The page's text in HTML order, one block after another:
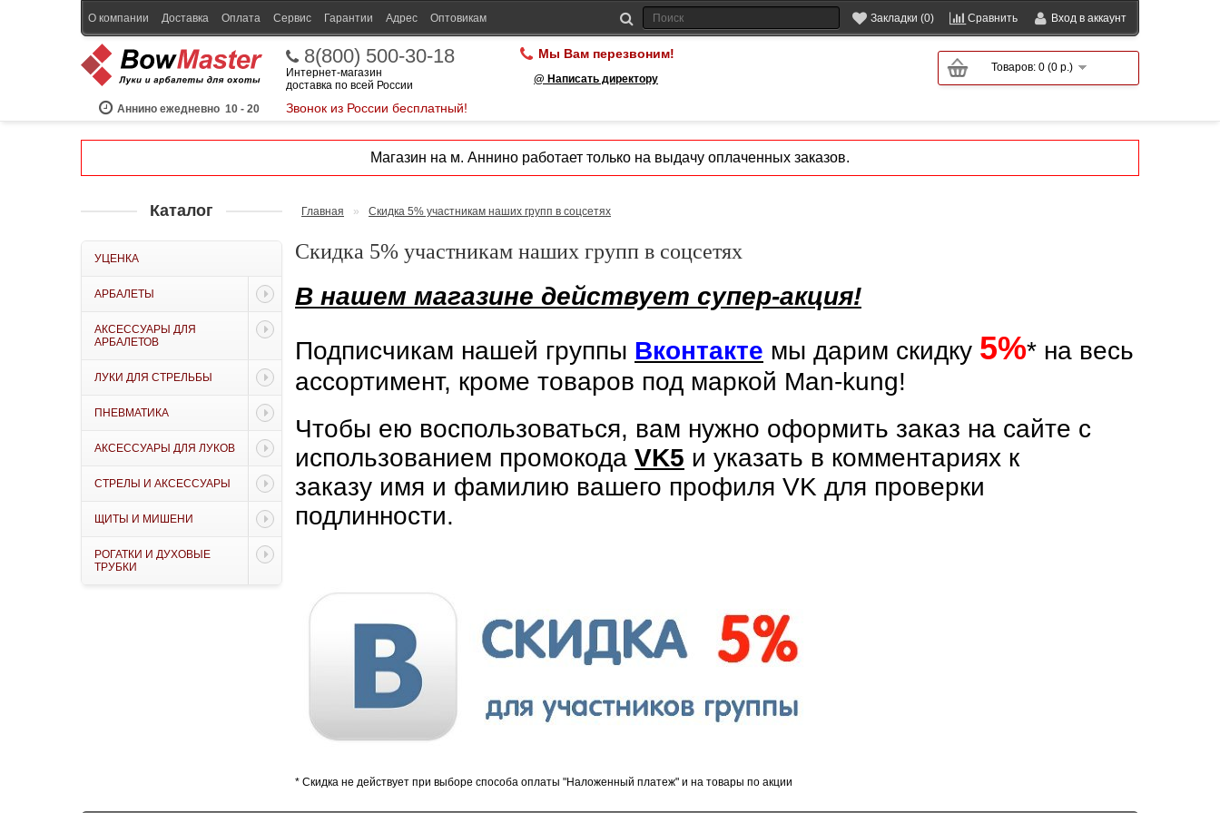
Закладки (0) Сравнить Вход в аккаунт
О компании Доставка Оплата Сервис Гарантии Адрес Оптовикам
Аннино ежедневно 10 - 20
8(800) 500-30-18
Интернет-магазин
доставка по всей России
Звонок из России бесплатный!
Мы Вам перезвоним!
@ Написать директору
Товаров: 0 (0 р.)
Магазин на м. Аннино работает только на выдачу оплаченных заказов.
Каталог
УЦЕНКА
АРБАЛЕТЫ
АКСЕССУАРЫ ДЛЯ
АРБАЛЕТОВ
ЛУКИ ДЛЯ СТРЕЛЬБЫ
ПНЕВМАТИКА
АКСЕССУАРЫ ДЛЯ ЛУКОВ
СТРЕЛЫ И АКСЕССУАРЫ
ЩИТЫ И МИШЕНИ
РОГАТКИ И ДУХОВЫЕ
ТРУБКИ
Главная » Скидка 5% участникам наших групп в соцсетях
Скидка 5% участникам наших групп в соцсетях
В нашем магазине действует супер-акция!
Подписчикам нашей группы Вконтакте мы дарим скидку 5%* на весь
ассортимент, кроме товаров под маркой Man-kung!
Чтобы ею воспользоваться, вам нужно оформить заказ на сайте с
использованием промокода VK5 и указать в комментариях к
заказу имя и фамилию вашего профиля VK для проверки
подлинности.
* Скидка не действует при выборе способа оплаты "Наложенный платеж" и на товары по акции